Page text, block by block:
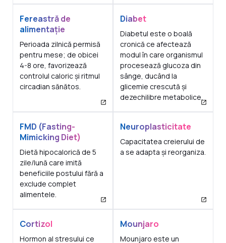
Fereastră de
alimentație
Perioada zilnică permisă
pentru mese; de obicei
4-8 ore, favorizează
controlul caloric și ritmul
circadian sănătos.
Diabet
Diabetul este o boală
cronică ce afectează
modul în care organismul
procesează glucoza din
sânge, ducând la
glicemie crescută și
dezechilibre metabolice.
FMD (Fasting-
Mimicking Diet)
Dietă hipocalorică de 5
zile/lună care imită
beneficiile postului fără a
exclude complet
alimentele.
Neuroplasticitate
Capacitatea creierului de
a se adapta și reorganiza.
Cortizol
Hormon al stresului ce
Mounjaro
Mounjaro este un